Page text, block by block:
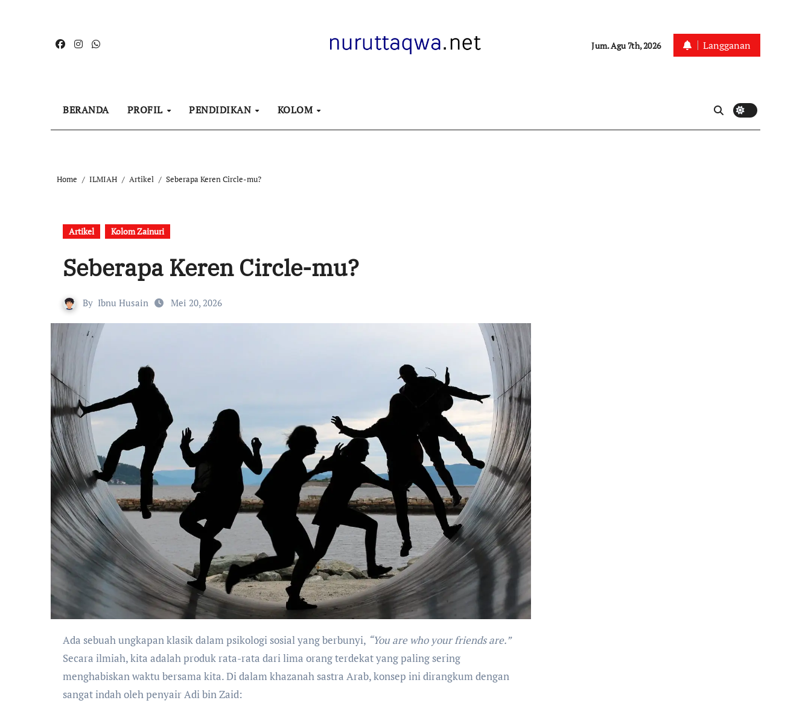
Jum. Agu 7th, 2026 Langganan
BERANDA PROFIL PENDIDIKAN KOLOM
Home ILMIAH Artikel Seberapa Keren Circle-mu?
Artikel Kolom Zainuri
Seberapa Keren Circle-mu?
By Ibnu Husain Mei 20, 2026
Ada sebuah ungkapan klasik dalam psikologi sosial yang berbunyi, “You are who your friends are.”
Secara ilmiah, kita adalah produk rata-rata dari lima orang terdekat yang paling sering
menghabiskan waktu bersama kita. Di dalam khazanah sastra Arab, konsep ini dirangkum dengan
sangat indah oleh penyair Adi bin Zaid: